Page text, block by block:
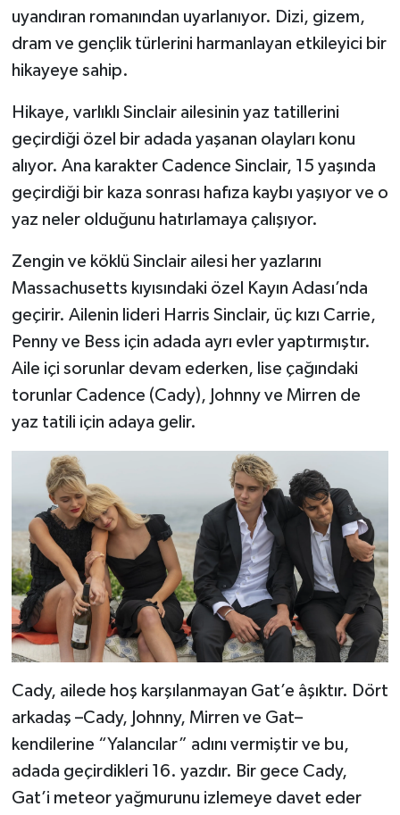
uyandıran romanından uyarlanıyor. Dizi, gizem,
dram ve gençlik türlerini harmanlayan etkileyici bir
hikayeye sahip.
Hikaye, varlıklı Sinclair ailesinin yaz tatillerini
geçirdiği özel bir adada yaşanan olayları konu
alıyor. Ana karakter Cadence Sinclair, 15 yaşında
geçirdiği bir kaza sonrası hafıza kaybı yaşıyor ve o
yaz neler olduğunu hatırlamaya çalışıyor.
Zengin ve köklü Sinclair ailesi her yazlarını
Massachusetts kıyısındaki özel Kayın Adası’nda
geçirir. Ailenin lideri Harris Sinclair, üç kızı Carrie,
Penny ve Bess için adada ayrı evler yaptırmıştır.
Aile içi sorunlar devam ederken, lise çağındaki
torunlar Cadence (Cady), Johnny ve Mirren de
yaz tatili için adaya gelir.
Cady, ailede hoş karşılanmayan Gat’e âşıktır. Dört
arkadaş –Cady, Johnny, Mirren ve Gat–
kendilerine “Yalancılar” adını vermiştir ve bu,
adada geçirdikleri 16. yazdır. Bir gece Cady,
Gat’i meteor yağmurunu izlemeye davet eder